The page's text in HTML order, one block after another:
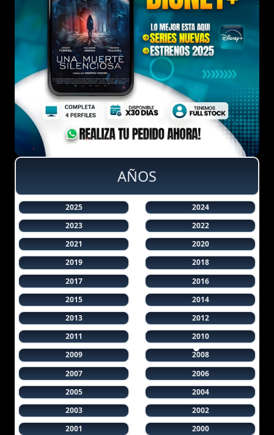
AÑOS
2025
2024
2023
2022
2021
2020
2019
2018
2017
2016
2015
2014
2013
2012
2011
2010
2009
2008
2007
2006
2005
2004
2003
2002
2001
2000